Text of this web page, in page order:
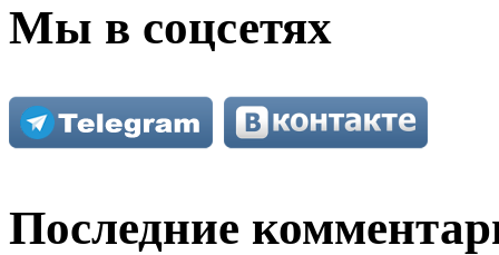
Мы в соцсетях
Последние